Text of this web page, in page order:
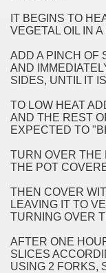
IT BEGINS TO
VEGETAL OIL IN
ADD A PINCH OF
AND
SIDES, UNTIL IT
TO LOW HEAT
AND THE REST
EXPECTED TO
TURN OVER THE
THE POT
THEN COVER
LEAVING IT TO
TURNING OVER
AFTER ONE
SLICES
USING 2 FORKS,